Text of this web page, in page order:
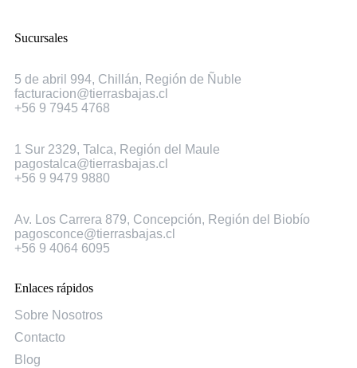
Sucursales
5 de abril 994, Chillán, Región de Ñuble
facturacion@tierrasbajas.cl
+56 9 7945 4768
1 Sur 2329, Talca, Región del Maule
pagostalca@tierrasbajas.cl
+56 9 9479 9880
Av. Los Carrera 879, Concepción, Región del Biobío
pagosconce@tierrasbajas.cl
+56 9 4064 6095
Enlaces rápidos
Sobre Nosotros
Contacto
Blog